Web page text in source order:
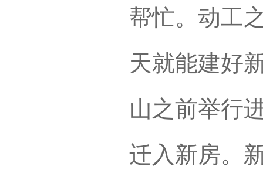
帮忙。动工
天就能建好
山之前举行
迁入新房。